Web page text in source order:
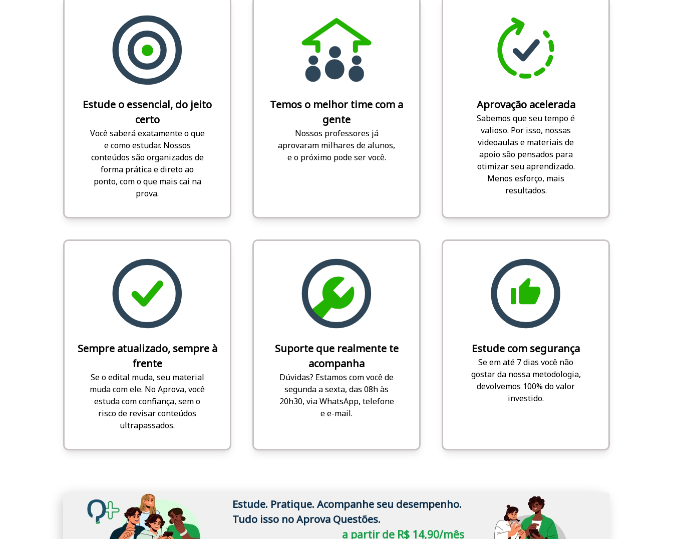
Estude o essencial, do jeito
certo
Você saberá exatamente o que
e como estudar. Nossos
conteúdos são organizados de
forma prática e direto ao
ponto, com o que mais cai na
prova.
Temos o melhor time com a
gente
Nossos professores já
aprovaram milhares de alunos,
e o próximo pode ser você.
Aprovação acelerada
Sabemos que seu tempo é
valioso. Por isso, nossas
videoaulas e materiais de
apoio são pensados para
otimizar seu aprendizado.
Menos esforço, mais
resultados.
Sempre atualizado, sempre à
frente
Se o edital muda, seu material
muda com ele. No Aprova, você
estuda com confiança, sem o
risco de revisar conteúdos
ultrapassados.
Suporte que realmente te
acompanha
Dúvidas? Estamos com você de
segunda a sexta, das 08h às
20h30, via WhatsApp, telefone
e e-mail.
Estude com segurança
Se em até 7 dias você não
gostar da nossa metodologia,
devolvemos 100% do valor
investido.
Estude. Pratique. Acompanhe seu desempenho.
Tudo isso no Aprova Questões.
a partir de R$ 14,90/mês